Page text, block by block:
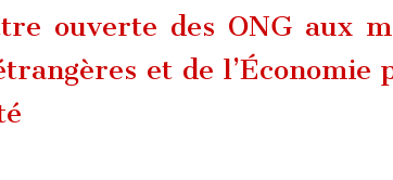
ouverte des ONG aux
et de l’Économie